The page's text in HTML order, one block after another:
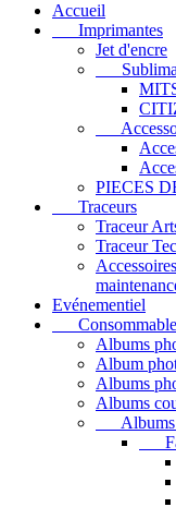
Accueil
Imprimantes
Jet d'encre
PIECES
Traceurs
Traceur
Traceur
Evénementiel
Albums
Album
Albums
Albums